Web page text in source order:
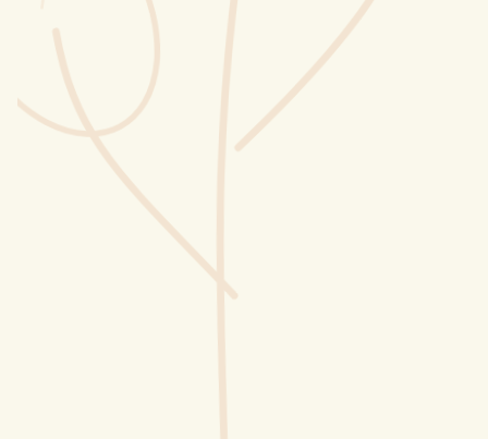
Sammlungen
Selber machen
Glossar